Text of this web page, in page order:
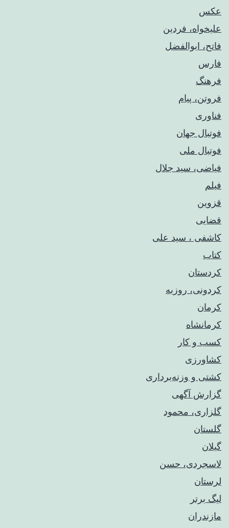
عکس
علیخواه، فردین
فاتح، ابوالفضل
فارس
فرهنگ
فروتن، پیام
فناوری
فوتبال جهان
فوتبال ملی
فیاضی، سید جلال
فیلم
قزوین
قضایی
کاشفی ، سید علی
کتاب
کردستان
کردونی، روزبه
کرمان
کرمانشاه
کسب و کار
کشاورزی
کشتی و وزنه‌برداری
گزارش آگهی
گلزاری، محمود
گلستان
گیلان
لاسجردی، حسن
لرستان
لیگ برتر
مازندران